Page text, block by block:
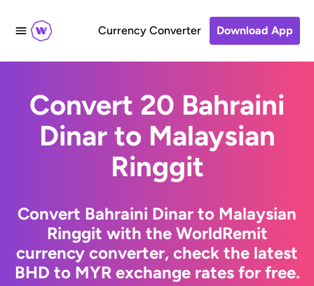
Currency Converter Download App
Convert 20 Bahraini
Dinar to Malaysian
Ringgit
Convert Bahraini Dinar to Malaysian
Ringgit with the WorldRemit
currency converter, check the latest
BHD to MYR exchange rates for free.